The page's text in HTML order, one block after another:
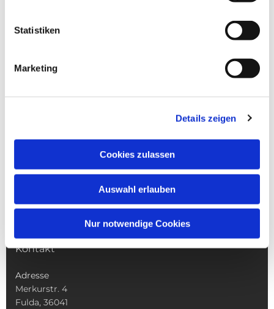
Statistiken
Marketing
Details zeigen
Cookies zulassen
Auswahl erlauben
Nur notwendige Cookies
Pfarrei St. Martin
Wallfahrten
Veranstaltungen & Angebote
Kindertagesstätte St. Andreas
Kontakt
Adresse
Merkurstr. 4
Fulda, 36041